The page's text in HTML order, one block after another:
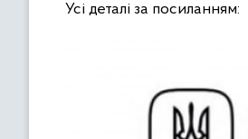
Усі деталі за посиланням: